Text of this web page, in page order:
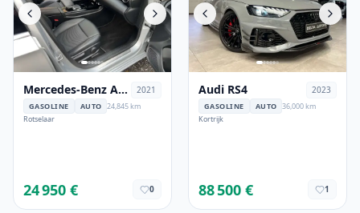
Mercedes-Benz A
250
2021
GASOLINE AUTO 24,845 km
Rotselaar
24 950 € 0
Audi RS4 2023
GASOLINE AUTO 36,000 km
Kortrijk
88 500 € 1